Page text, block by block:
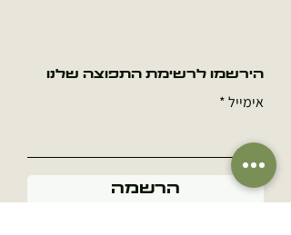
הירשמו לרשימת התפוצה שלנו
אימייל
הרשמה